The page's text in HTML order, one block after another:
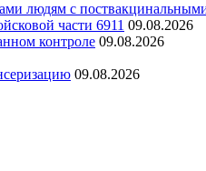
людям с
части 6911 09.08.2026
контроле 09.08.2026
09.08.2026